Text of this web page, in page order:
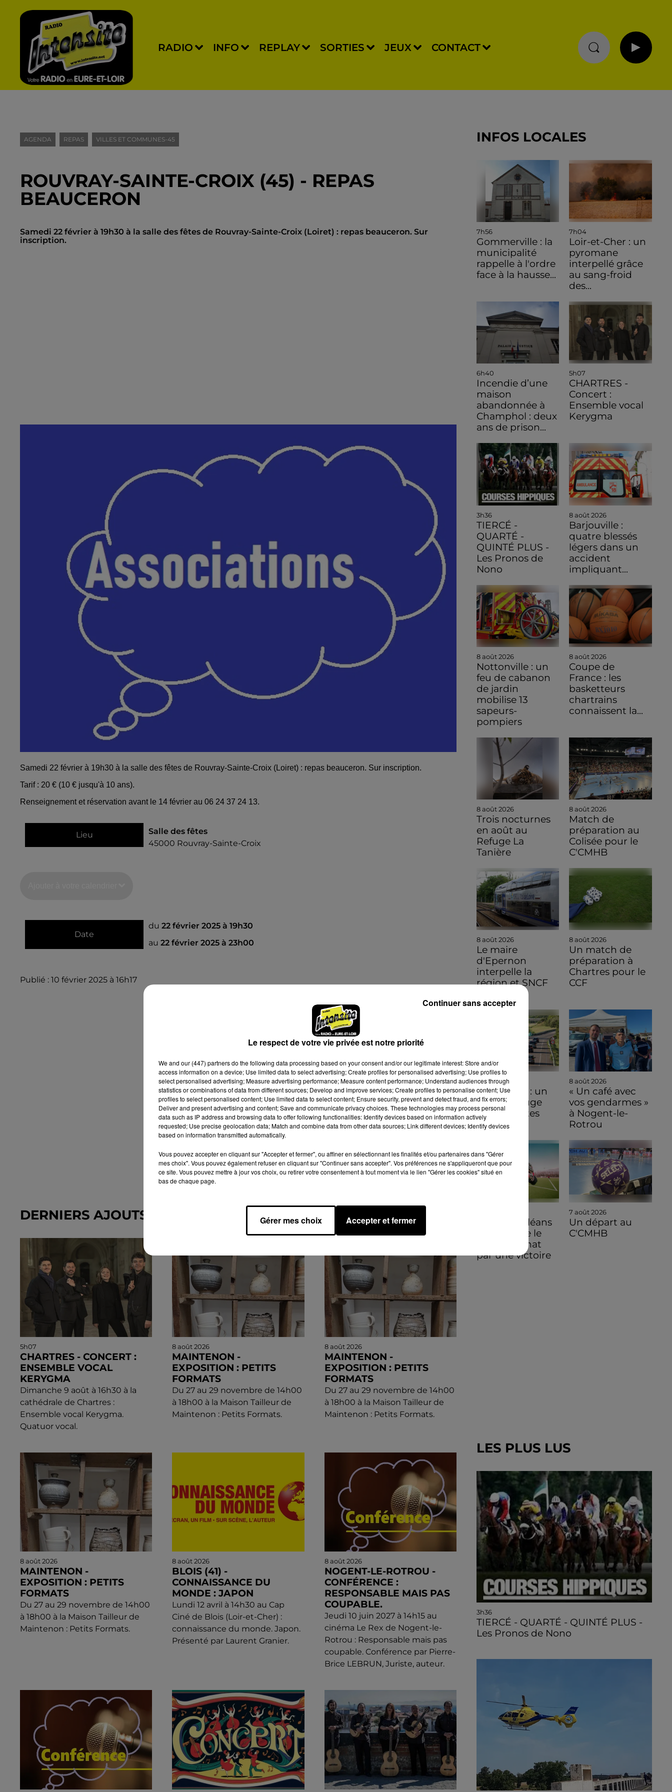
RADIO INFO REPLAY SORTIES JEUX CONTACT
AGENDA REPAS VILLES ET COMMUNES-45
ROUVRAY-SAINTE-CROIX (45) - REPAS
BEAUCERON
Samedi 22 février à 19h30 à la salle des fêtes de Rouvray-Sainte-Croix (Loiret) : repas beauceron. Sur
inscription.
Samedi 22 février à 19h30 à la salle des fêtes de Rouvray-Sainte-Croix (Loiret) : repas beauceron. Sur inscription.
Tarif : 20 € (10 € jusqu'à 10 ans).
Renseignement et réservation avant le 14 février au 06 24 37 24 13.
Lieu
Salle des fêtes
45000 Rouvray-Sainte-Croix
Date
du22 février 2025 à 19h30
au22 février 2025 à 23h00
Publié : 10 février 2025 à 16h17
DERNIERS AJOUTS DANS L'AGENDA
5h07
CHARTRES - CONCERT :
ENSEMBLE VOCAL
KERYGMA
Dimanche 9 août à 16h30 à la
cathédrale de Chartres :
Ensemble vocal Kerygma.
Quatuor vocal.
8 août 2026
MAINTENON -
EXPOSITION : PETITS
FORMATS
Du 27 au 29 novembre de 14h00
à 18h00 à la Maison Tailleur de
Maintenon : Petits Formats.
8 août 2026
MAINTENON -
EXPOSITION : PETITS
FORMATS
Du 27 au 29 novembre de 14h00
à 18h00 à la Maison Tailleur de
Maintenon : Petits Formats.
8 août 2026
MAINTENON -
EXPOSITION : PETITS
FORMATS
Du 27 au 29 novembre de 14h00
à 18h00 à la Maison Tailleur de
Maintenon : Petits Formats.
8 août 2026
BLOIS (41) -
CONNAISSANCE DU
MONDE : JAPON
Lundi 12 avril à 14h30 au Cap
Ciné de Blois (Loir-et-Cher) :
connaissance du monde. Japon.
Présenté par Laurent Granier.
8 août 2026
NOGENT-LE-ROTROU -
CONFÉRENCE :
RESPONSABLE MAIS PAS
COUPABLE.
Jeudi 10 juin 2027 à 14h15 au
cinéma Le Rex de Nogent-le-
Rotrou : Responsable mais pas
coupable. Conférence par Pierre-
Brice LEBRUN, Juriste, auteur.
INFOS LOCALES
7h56
Gommerville : la
municipalité
rappelle à l'ordre
face à la hausse...
7h04
Loir-et-Cher : un
pyromane
interpellé grâce
au sang-froid
des...
6h40
Incendie d’une
maison
abandonnée à
Champhol : deux
ans de prison...
5h07
CHARTRES -
Concert :
Ensemble vocal
Kerygma
3h36
TIERCÉ -
QUARTÉ -
QUINTÉ PLUS -
Les Pronos de
Nono
8 août 2026
Barjouville :
quatre blessés
légers dans un
accident
impliquant...
8 août 2026
Nottonville : un
feu de cabanon
de jardin
mobilise 13
sapeurs-
pompiers
8 août 2026
Coupe de
France : les
basketteurs
chartrains
connaissent la...
8 août 2026
Trois nocturnes
en août au
Refuge La
Tanière
8 août 2026
Match de
préparation au
Colisée pour le
C'CMHB
8 août 2026
Le maire
d'Epernon
interpelle la
région et SNCF
8 août 2026
Un match de
préparation à
Chartres pour le
CCF
8 août 2026
Bison Futé : un
samedi rouge
sur les routes
8 août 2026
« Un café avec
vos gendarmes »
à Nogent-le-
Rotrou
Ligue 3, Orléans
commence le
championnat
par une victoire
7 août 2026
Un départ au
C'CMHB
LES PLUS LUS
3h36
TIERCÉ - QUARTÉ - QUINTÉ PLUS -
Les Pronos de Nono
Le respect de votre vie privée est notre priorité
We and our (447) partnersdo the following data processing based on your consent and/or our legitimate interest: Store and/or
access information on a device; Use limited data to select advertising; Create profiles for personalised advertising; Use profiles to
select personalised advertising; Measure advertising performance; Measure content performance; Understand audiences through
statistics or combinations of data from different sources; Develop and improve services; Create profiles to personalise content; Use
profiles to select personalised content; Use limited data to select content; Ensure security, prevent and detect fraud, and fix errors;
Deliver and present advertising and content; Save and communicate privacy choices. These technologies may process personal
data such as IP address and browsing data to offer following functionalities: Identify devices based on information actively
requested; Use precise geolocation data; Match and combine data from other data sources; Link different devices; Identify devices
based on information transmitted automatically.
Vous pouvez accepter en cliquant sur "Accepter et fermer", ou affiner en sélectionnant les finalités et/ou partenaires dans "Gérer
mes choix". Vous pouvez également refuser en cliquant sur "Continuer sans accepter". Vos préférences ne s'appliqueront que pour
ce site. Vous pouvez mettre à jour vos choix, ou retirer votre consentement à tout moment via le lien "Gérer les cookies" situé en
bas de chaque page.
Gérer mes choix Accepter et fermer
Continuer sans accepter